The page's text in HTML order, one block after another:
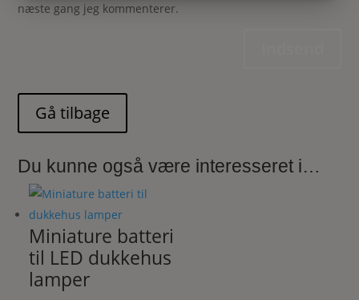
næste gang jeg kommenterer.
Du kunne også være interesseret i…
Miniature batteri
til LED dukkehus
lamper